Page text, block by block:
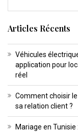
Articles Récents
Véhicules
application pour
réel
Comment choisir
sa relation client ?
Mariage en